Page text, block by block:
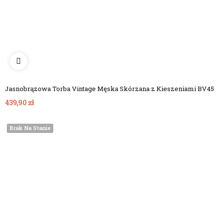
Jasnobrązowa Torba Vintage Męska Skórzana z Kieszeniami BV45
439,90 zł
Brak Na Stanie